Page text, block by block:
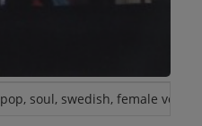
pop, soul, swedish, female